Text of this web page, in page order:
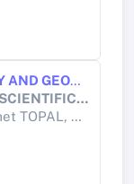
DO ENERGY SECURITY AND GEOPOLITICAL RISKS TRIGGER ENVIRONMENTAL DEGRADATION? AN ASSESSMENT FOR G7 COUNTRIES UNDER THE EKC HYPOTHESIS
4 th INTERNATIONAL SCIENTIFIC RESEARCH CONFERENCE
Serhat ÇAMKAYA, Samet TOPAL,
Murat